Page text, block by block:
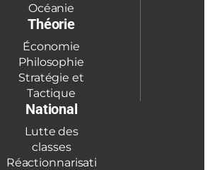
Océanie
Théorie
Économie
Philosophie
Stratégie et
Tactique
National
Lutte des
classes
Réactionnarisati